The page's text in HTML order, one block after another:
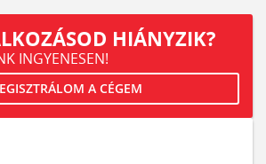
HIÁNYZIK?
INGYENESEN!
A CÉGEM